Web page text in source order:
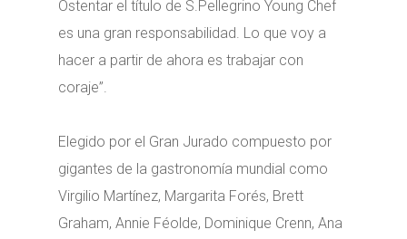
Ostentar el título de S.Pellegrino Young Chef
es una gran responsabilidad. Lo que voy a
hacer a partir de ahora es trabajar con
coraje”.
Elegido por el Gran Jurado compuesto por
gigantes de la gastronomía mundial como
Virgilio Martínez, Margarita Forés, Brett
Graham, Annie Féolde, Dominique Crenn, Ana